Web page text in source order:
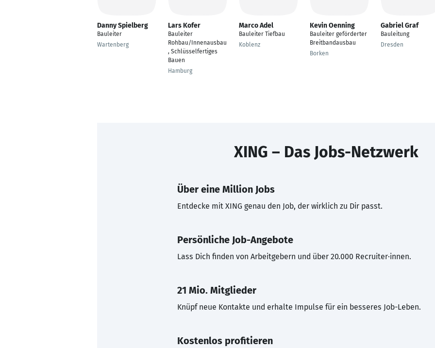
Danny Spielberg
Bauleiter
Wartenberg
Lars Kofer
Bauleiter
Rohbau/Innenausbau
, Schlüsselfertiges
Bauen
Hamburg
Marco Adel
Bauleiter Tiefbau
Koblenz
Kevin Oenning
Bauleiter geförderter
Breitbandausbau
Borken
Gabriel Graf
Bauleitung
Dresden
XING – Das Jobs-Netzwerk
Über eine Million Jobs
Entdecke mit XING genau den Job, der wirklich zu Dir passt.
Persönliche Job-Angebote
Lass Dich finden von Arbeitgebern und über 20.000 Recruiter·innen.
21 Mio. Mitglieder
Knüpf neue Kontakte und erhalte Impulse für ein besseres Job-Leben.
Kostenlos profitieren